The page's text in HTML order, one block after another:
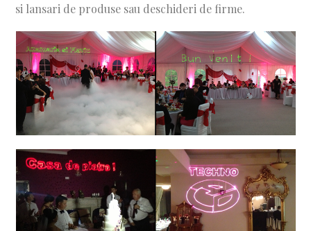
si lansari de produse sau deschideri de firme.